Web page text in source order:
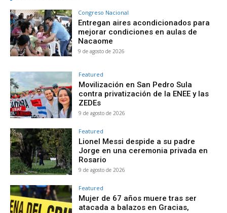
Congreso Nacional
Entregan aires acondicionados para
mejorar condiciones en aulas de
Nacaome
9 de agosto de 2026
Featured
Movilización en San Pedro Sula
contra privatización de la ENEE y las
ZEDEs
9 de agosto de 2026
Featured
Lionel Messi despide a su padre
Jorge en una ceremonia privada en
Rosario
9 de agosto de 2026
Featured
Mujer de 67 años muere tras ser
atacada a balazos en Gracias,